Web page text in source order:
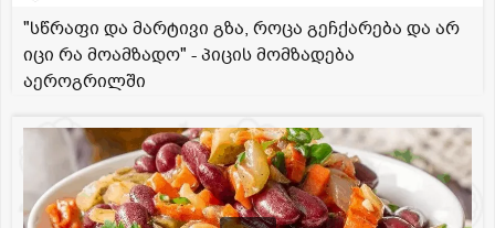
"სწრაფი და მარტივი გზა, როცა გეჩქარება და არ
იცი რა მოამზადო" - პიცის მომზადება
აეროგრილში